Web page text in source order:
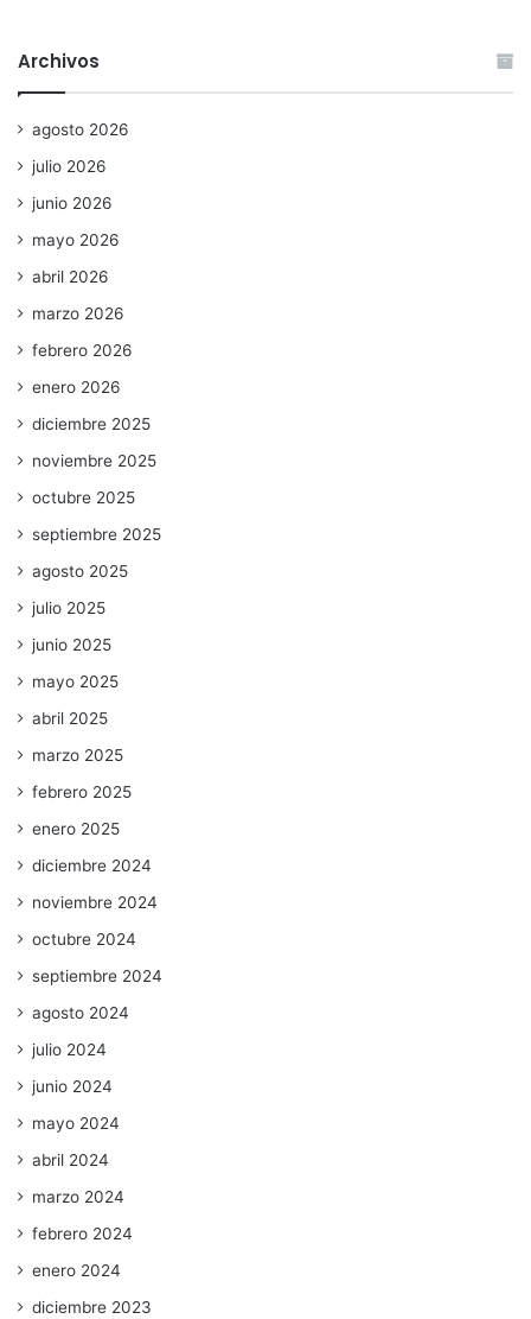
Archivos
agosto 2026
julio 2026
junio 2026
mayo 2026
abril 2026
marzo 2026
febrero 2026
enero 2026
diciembre 2025
noviembre 2025
octubre 2025
septiembre 2025
agosto 2025
julio 2025
junio 2025
mayo 2025
abril 2025
marzo 2025
febrero 2025
enero 2025
diciembre 2024
noviembre 2024
octubre 2024
septiembre 2024
agosto 2024
julio 2024
junio 2024
mayo 2024
abril 2024
marzo 2024
febrero 2024
enero 2024
diciembre 2023